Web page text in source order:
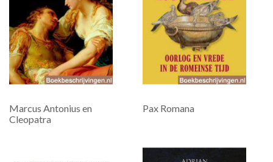
Marcus Antonius en
Cleopatra
Pax Romana